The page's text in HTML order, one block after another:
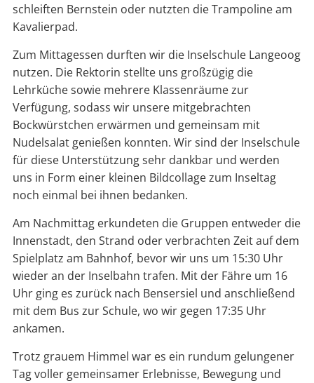
schleiften Bernstein oder nutzten die Trampoline am
Kavalierpad.
Zum Mittagessen durften wir die Inselschule Langeoog
nutzen. Die Rektorin stellte uns großzügig die
Lehrküche sowie mehrere Klassenräume zur
Verfügung, sodass wir unsere mitgebrachten
Bockwürstchen erwärmen und gemeinsam mit
Nudelsalat genießen konnten. Wir sind der Inselschule
für diese Unterstützung sehr dankbar und werden
uns in Form einer kleinen Bildcollage zum Inseltag
noch einmal bei ihnen bedanken.
Am Nachmittag erkundeten die Gruppen entweder die
Innenstadt, den Strand oder verbrachten Zeit auf dem
Spielplatz am Bahnhof, bevor wir uns um 15:30 Uhr
wieder an der Inselbahn trafen. Mit der Fähre um 16
Uhr ging es zurück nach Bensersiel und anschließend
mit dem Bus zur Schule, wo wir gegen 17:35 Uhr
ankamen.
Trotz grauem Himmel war es ein rundum gelungener
Tag voller gemeinsamer Erlebnisse, Bewegung und